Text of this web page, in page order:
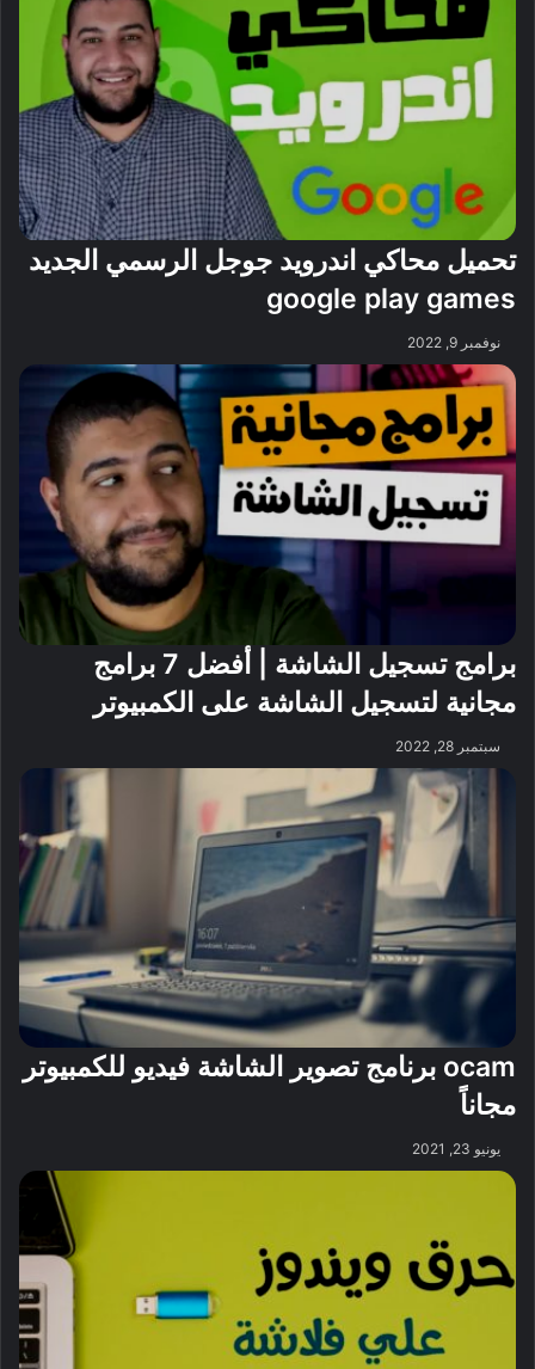
تحميل محاكي اندرويد جوجل الرسمي الجديد
google play games
نوفمبر 9, 2022
برامج تسجيل الشاشة | أفضل 7 برامج
مجانية لتسجيل الشاشة على الكمبيوتر
سبتمبر 28, 2022
ocam برنامج تصوير الشاشة فيديو للكمبيوتر
مجاناً
يونيو 23, 2021